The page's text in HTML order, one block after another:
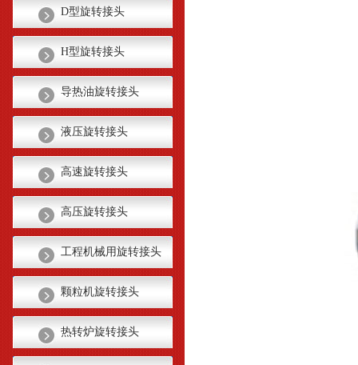
D型旋转接头
H型旋转接头
导热油旋转接头
液压旋转接头
高速旋转接头
高压旋转接头
工程机械用旋转接头
颗粒机旋转接头
热转炉旋转接头